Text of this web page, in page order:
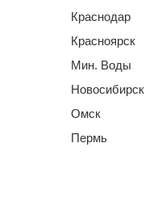
Краснодар
Красноярск
Мин. Воды
Новосибирск
Омск
Пермь